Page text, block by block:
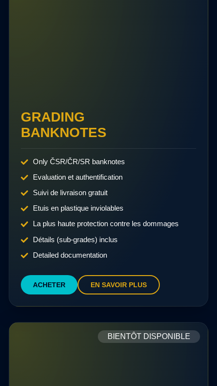
GRADING
BANKNOTES
Only ČSR/ČR/SR banknotes
Evaluation et authentification
Suivi de livraison gratuit
Etuis en plastique inviolables
La plus haute protection contre les dommages
Détails (sub-grades) inclus
Detailed documentation
ACHETER EN SAVOIR PLUS
BIENTÔT DISPONIBLE